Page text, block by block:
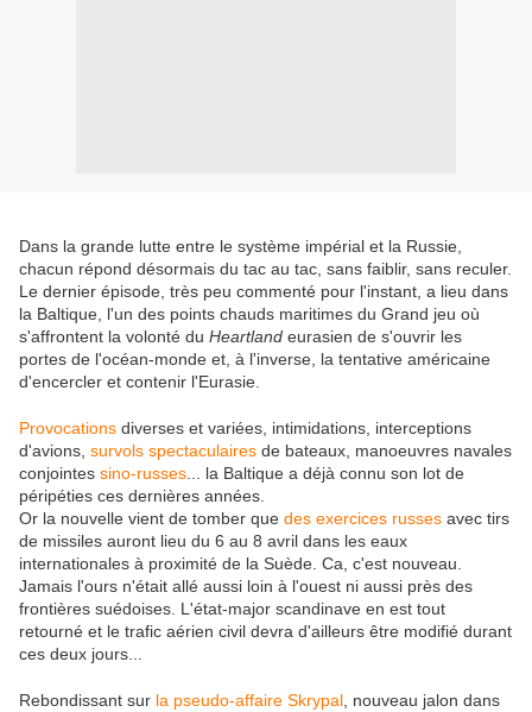
Dans la grande lutte entre le système impérial et la Russie,
chacun répond désormais du tac au tac, sans faiblir, sans reculer.
Le dernier épisode, très peu commenté pour l'instant, a lieu dans
la Baltique, l'un des points chauds maritimes du Grand jeu où
s'affrontent la volonté du Heartland eurasien de s'ouvrir les
portes de l'océan-monde et, à l'inverse, la tentative américaine
d'encercler et contenir l'Eurasie.
Provocations diverses et variées, intimidations, interceptions
d'avions, survols spectaculaires de bateaux, manoeuvres navales
conjointes sino-russes ... la Baltique a déjà connu son lot de
péripéties ces dernières années.
Or la nouvelle vient de tomber que des exercices russes avec tirs
de missiles auront lieu du 6 au 8 avril dans les eaux
internationales à proximité de la Suède. Ca, c'est nouveau.
Jamais l'ours n'était allé aussi loin à l'ouest ni aussi près des
frontières suédoises. L'état-major scandinave en est tout
retourné et le trafic aérien civil devra d'ailleurs être modifié durant
ces deux jours...
Rebondissant sur la pseudo-affaire Skrypal , nouveau jalon dans